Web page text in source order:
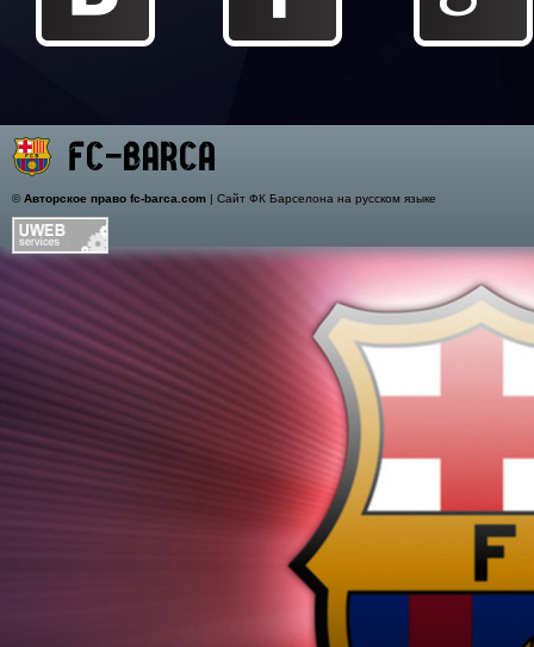
©Авторское право fc-barca.com| Сайт ФК Барселона на русском языке